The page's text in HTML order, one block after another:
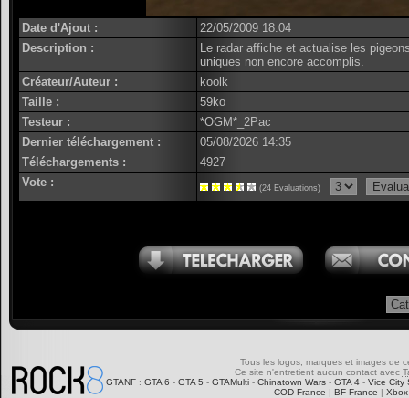
Date d'Ajout :
22/05/2009 18:04
Description :
Le radar affiche et actualise les
uniques non encore accomplis.
Créateur/Auteur :
koolk
Taille :
59ko
Testeur :
*OGM*_2Pac
Dernier téléchargement :
05/08/2026 14:35
Téléchargements :
4927
Vote :
(24 Evaluations)
Tous les logos, marques et images de
Ce site n'entretient aucun contact avec
GTANF : GTA 6 - GTA 5 - GTAMulti - Chinatown Wars - GTA 4 - Vice City
COD-France | BF-France |